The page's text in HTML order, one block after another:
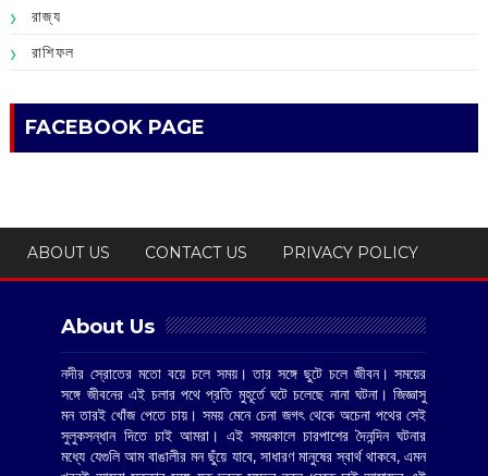
রাজ্য
রাশিফল
FACEBOOK PAGE
ABOUT US CONTACT US PRIVACY POLICY
About Us
নদীর স্রোতের মতো বয়ে চলে সময়। তার সঙ্গে ছুটে চলে জীবন। সময়ের
সঙ্গে জীবনের এই চলার পথে প্রতি মুহূর্তে ঘটে চলেছে নানা ঘটনা। জিজ্ঞাসু
মন তারই খোঁজ পেতে চায়। সময় মেনে চেনা জগৎ থেকে অচেনা পথের সেই
সুলুকসন্ধান দিতে চাই আমরা। এই সময়কালে চারপাশের দৈনন্দিন ঘটনার
মধ্যে যেগুলি আম বাঙালীর মন ছুঁয়ে যাবে, সাধারণ মানুষের স্বার্থ থাকবে, এমন